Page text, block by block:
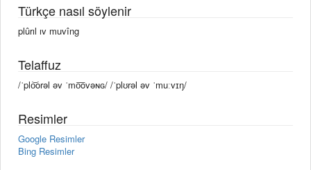
Türkçe nasıl söylenir
plûrıl ıv muvîng
Telaffuz
/ˈplo͝orəl əv ˈmo͞ovəɴɢ/ /ˈplʊrəl əv ˈmuːvɪŋ/
Resimler
Google Resimler
Bing Resimler